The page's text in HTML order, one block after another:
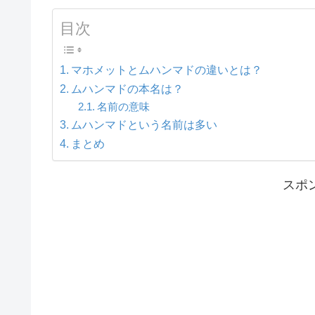
目次
マホメットとムハンマドの違いとは？
ムハンマドの本名は？
名前の意味
ムハンマドという名前は多い
まとめ
スポ